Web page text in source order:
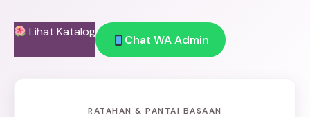
Lihat Katalog
Chat WA Admin
RATAHAN & PANTAI BASAAN